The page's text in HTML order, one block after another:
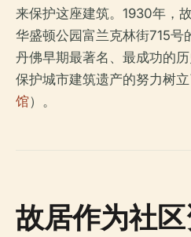
来保护这座建筑。1930年，
华盛顿公园富兰克林街715号
丹佛早期最著名、最成功的
保护城市建筑遗产的努力树
馆）。
故居作为社